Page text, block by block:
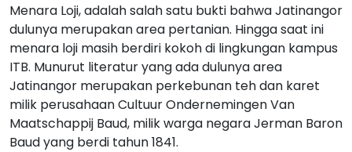
Menara Loji, adalah salah satu bukti bahwa Jatinangor
dulunya merupakan area pertanian. Hingga saat ini
menara loji masih berdiri kokoh di lingkungan kampus
ITB. Munurut literatur yang ada dulunya area
Jatinangor merupakan perkebunan teh dan karet
milik perusahaan Cultuur Ondernemingen Van
Maatschappij Baud, milik warga negara Jerman Baron
Baud yang berdi tahun 1841.